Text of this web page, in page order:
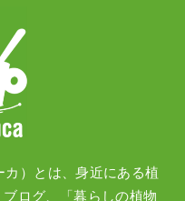
）とは、身近にある植
ログ、「暮らしの植物